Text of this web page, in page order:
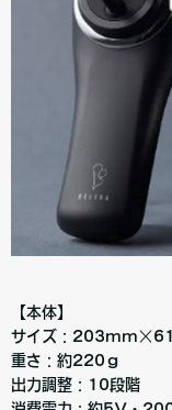
【本体】
サイズ：
重さ：約220ｇ
出力調整：10段階